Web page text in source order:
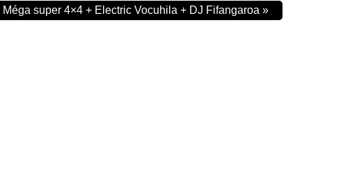
Méga super 4×4 + Electric Vocuhila + DJ Fifangaroa »